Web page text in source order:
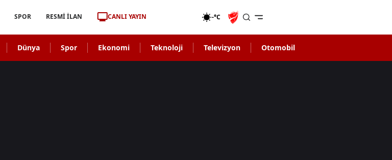
SPOR RESMİ İLAN CANLI YAYIN -°C
Dünya Spor Ekonomi Teknoloji Televizyon Otomobil